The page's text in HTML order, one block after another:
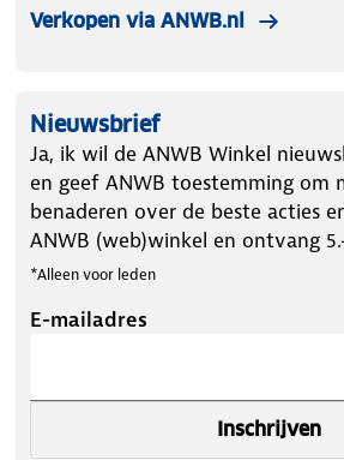
Verkopen via ANWB.nl
Nieuwsbrief
Ja, ik wil de ANWB Winkel
en geef ANWB toestemming om
benaderen over de beste acties
ANWB (web)winkel en ontvang
*Alleen voor leden
E-mailadres
Inschrijven